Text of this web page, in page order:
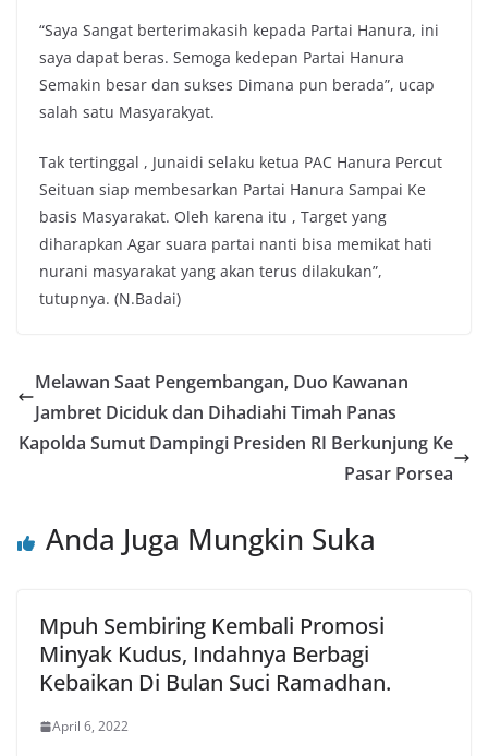
“Saya Sangat berterimakasih kepada Partai Hanura, ini
saya dapat beras. Semoga kedepan Partai Hanura
Semakin besar dan sukses Dimana pun berada”, ucap
salah satu Masyarakyat.
Tak tertinggal , Junaidi selaku ketua PAC Hanura Percut
Seituan siap membesarkan Partai Hanura Sampai Ke
basis Masyarakat. Oleh karena itu , Target yang
diharapkan Agar suara partai nanti bisa memikat hati
nurani masyarakat yang akan terus dilakukan”,
tutupnya. (N.Badai)
Melawan Saat Pengembangan, Duo Kawanan
Jambret Diciduk dan Dihadiahi Timah Panas
Kapolda Sumut Dampingi Presiden RI Berkunjung Ke
Pasar Porsea
Anda Juga Mungkin Suka
Mpuh Sembiring Kembali Promosi
Minyak Kudus, Indahnya Berbagi
Kebaikan Di Bulan Suci Ramadhan.
April 6, 2022